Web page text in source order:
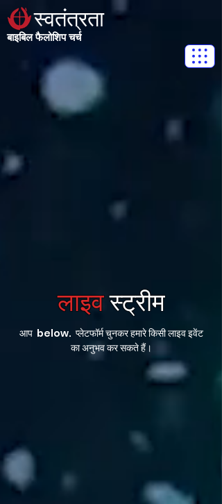
बाइबिल फैलोशिप चर्च
स्वतंत्रता
लाइवस्ट्रीम
आप below. प्लेटफॉर्म चुनकर हमारे किसी लाइव इवेंट
का अनुभव कर सकते हैं।